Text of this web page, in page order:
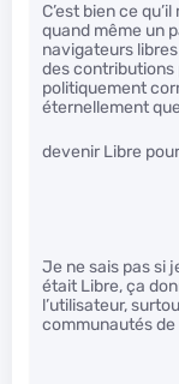
C’est bien ce
quand même un
navigateurs
des
politiquement
éternellement
devenir Libre
Je ne sais pas si
était Libre, ça
l’utilisateur,
communautés